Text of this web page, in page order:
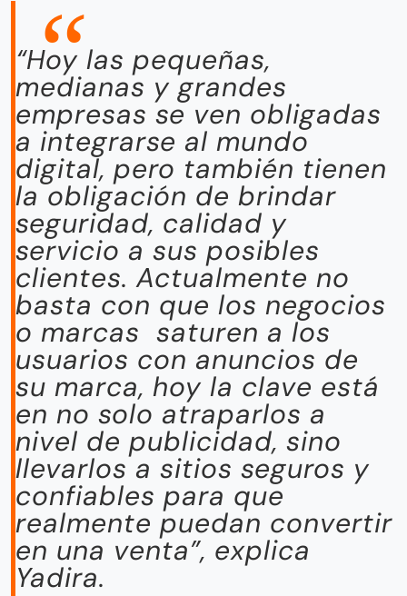
“Hoy las pequeñas,
medianas y grandes
empresas se ven obligadas
a integrarse al mundo
digital, pero también tienen
la obligación de brindar
seguridad, calidad y
servicio a sus posibles
clientes. Actualmente no
basta con que los negocios
o marcas saturen a los
usuarios con anuncios de
su marca, hoy la clave está
en no solo atraparlos a
nivel de publicidad, sino
llevarlos a sitios seguros y
confiables para que
realmente puedan convertir
en una venta”, explica
Yadira.